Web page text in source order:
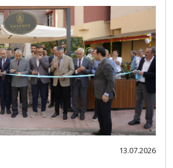
13.07.2026